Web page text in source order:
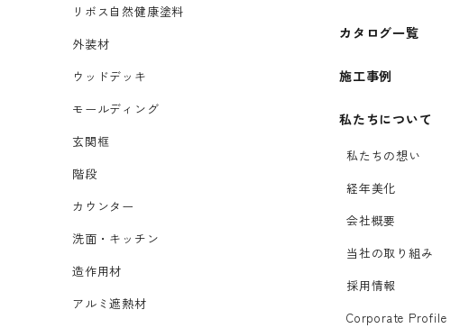
リボス自然健康塗料
外装材
ウッドデッキ
モールディング
玄関框
階段
カウンター
洗面・キッチン
造作用材
アルミ遮熱材
カタログ一覧
施工事例
私たちについて
私たちの想い
経年美化
会社概要
当社の取り組み
採用情報
Corporate Profile